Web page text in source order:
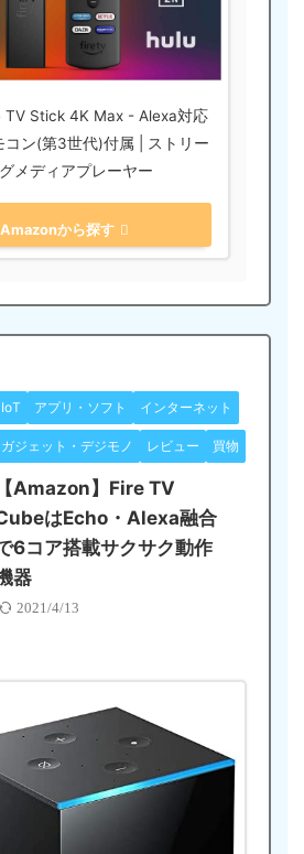
TV Stick 4K Max - Alexa対応
コン(第3世代)付属 | ストリー
メディアプレーヤー
Amazonから探す
IoT アプリ・ソフト インターネット
ガジェット・デジモノ レビュー 買物
【Amazon】Fire TV
はEcho・Alexa融合
6コア搭載サクサク動作
器
2021/4/13